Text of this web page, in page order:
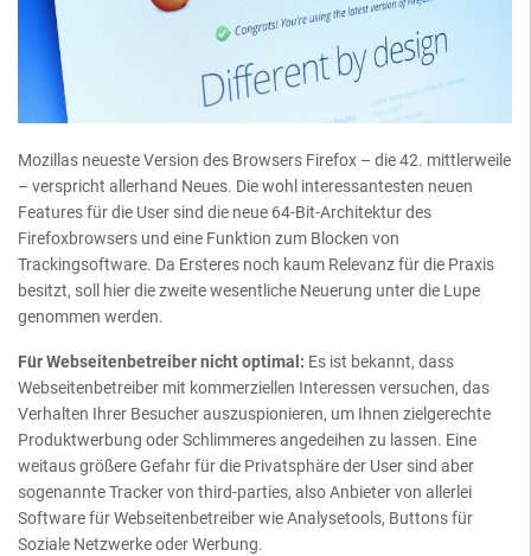
Mozillas neueste Version des Browsers Firefox – die 42. mittlerweile
– verspricht allerhand Neues. Die wohl interessantesten neuen
Features für die User sind die neue 64-Bit-Architektur des
Firefoxbrowsers und eine Funktion zum Blocken von
Trackingsoftware. Da Ersteres noch kaum Relevanz für die Praxis
besitzt, soll hier die zweite wesentliche Neuerung unter die Lupe
genommen werden.
Für Webseitenbetreiber nicht optimal: Es ist bekannt, dass
Webseitenbetreiber mit kommerziellen Interessen versuchen, das
Verhalten Ihrer Besucher auszuspionieren, um Ihnen zielgerechte
Produktwerbung oder Schlimmeres angedeihen zu lassen. Eine
weitaus größere Gefahr für die Privatsphäre der User sind aber
sogenannte Tracker von third-parties, also Anbieter von allerlei
Software für Webseitenbetreiber wie Analysetools, Buttons für
Soziale Netzwerke oder Werbung.